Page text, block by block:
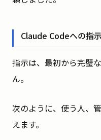
Claude Codeへの指
指示は、最初から完璧
ん。
次のように、使う人、
えます。